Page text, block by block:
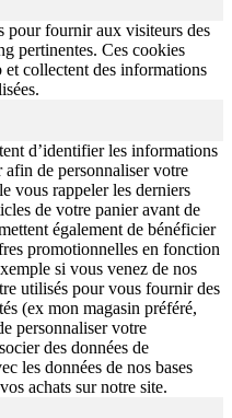
pour fournir aux visiteurs des
pertinentes. Ces cookies
et collectent des informations
d’identifier les informations
de personnaliser votre
vous rappeler les derniers
de votre panier avant de
également de bénéficier
promotionnelles en fonction
si vous venez de nos
utilisés pour vous fournir des
(ex mon magasin préféré,
personnaliser votre
des données de
les données de nos bases
achats sur notre site.